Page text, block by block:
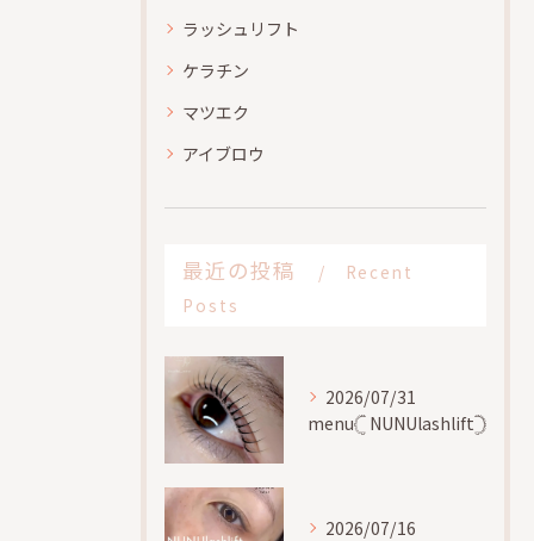
ラッシュリフト
ケラチン
マツエク
アイブロウ
最近の投稿
Recent
Posts
2026/07/31
menu𓊆 NUNUlashlift𓊇
2026/07/16